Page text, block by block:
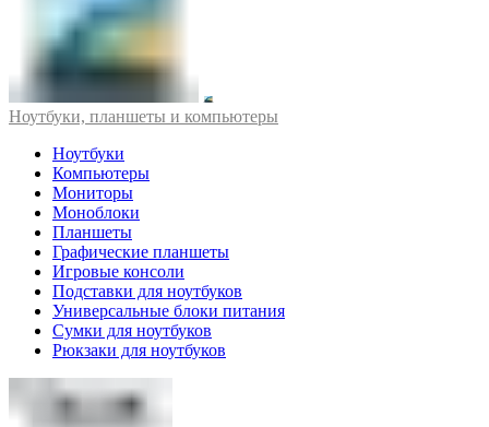
Ноутбуки, планшеты и компьютеры
Ноутбуки
Компьютеры
Мониторы
Моноблоки
Планшеты
Графические планшеты
Игровые консоли
Подставки для ноутбуков
Универсальные блоки питания
Сумки для ноутбуков
Рюкзаки для ноутбуков